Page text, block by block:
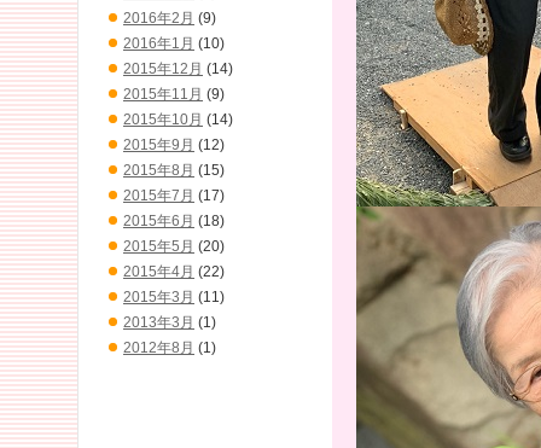
2016年2月 (9)
2016年1月 (10)
2015年12月 (14)
2015年11月 (9)
2015年10月 (14)
2015年9月 (12)
2015年8月 (15)
2015年7月 (17)
2015年6月 (18)
2015年5月 (20)
2015年4月 (22)
2015年3月 (11)
2013年3月 (1)
2012年8月 (1)